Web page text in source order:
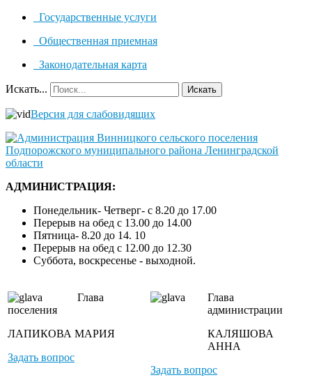
Государственные услуги
Общественная приемная
Законодательная карта
Искать... Искать
Версия для слабовидящих
АДМИНИСТРАЦИЯ:
Понедельник- Четверг- с 8.20 до 17.00
Перерыв на обед с 13.00 до 14.00
Пятница- 8.20 до 14. 10
Перерыв на обед с 12.00 до 12.30
Суббота, воскресенье - выходной.
Глава
поселения
ЛАПИКОВА МАРИЯ
Задать вопрос
Глава
администрации
КАЛЯШОВА
АННА
Задать вопрос